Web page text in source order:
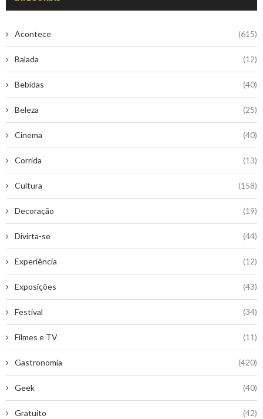
Acontece (615)
Balada (12)
Bebidas (40)
Beleza (25)
Cinema (40)
Corrida (13)
Cultura (158)
Decoração (19)
Divirta-se (44)
Experiência (12)
Exposições (43)
Festival (34)
Filmes e TV (11)
Gastronomia (420)
Geek (40)
Gratuito (42)